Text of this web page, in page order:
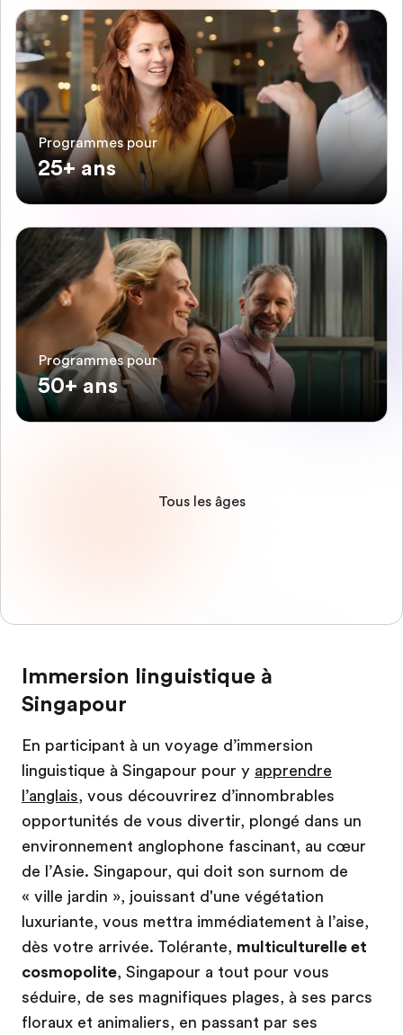
Programmes pour
25+ ans
Programmes pour
50+ ans
Tous les âges
Immersion linguistique à
Singapour
En participant à un voyage d’immersion
linguistique à Singapour pour y apprendre
l’anglais, vous découvrirez d’innombrables
opportunités de vous divertir, plongé dans un
environnement anglophone fascinant, au cœur
de l’Asie. Singapour, qui doit son surnom de
« ville jardin », jouissant d'une végétation
luxuriante, vous mettra immédiatement à l’aise,
dès votre arrivée. Tolérante, multiculturelle et
cosmopolite, Singapour a tout pour vous
séduire, de ses magnifiques plages, à ses parcs
floraux et animaliers, en passant par ses